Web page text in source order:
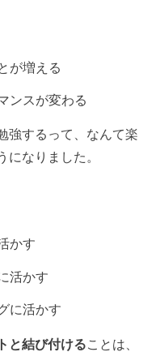
が増える
ンスが変わる
強するって、なんて楽
なりました。
かす
活かす
に活かす
と結び付けることは、